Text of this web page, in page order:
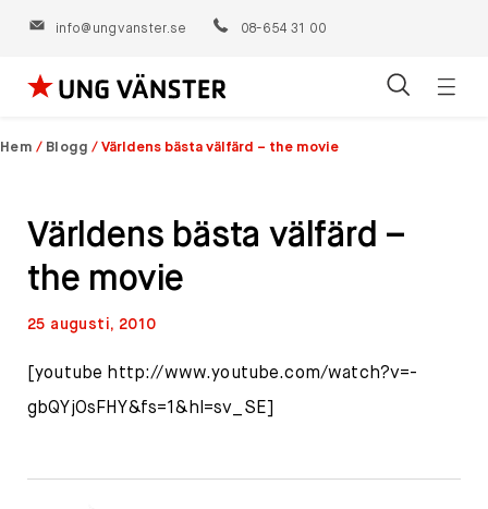
info@ungvanster.se 08-654 31 00
Hoppa
till
Hem / Blogg /Världens bästa välfärd – the movie
Världens bästa välfärd –
the movie
25 augusti, 2010
[youtube http://www.youtube.com/watch?v=-
gbQYjOsFHY&fs=1&hl=sv_SE]